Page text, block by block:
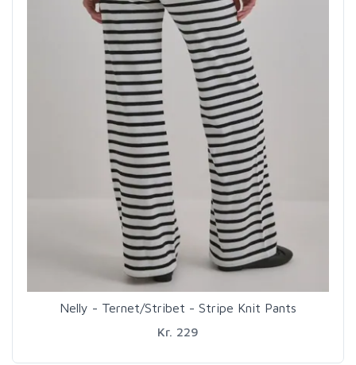
Nelly - Ternet/Stribet - Stripe Knit Pants
Kr. 229